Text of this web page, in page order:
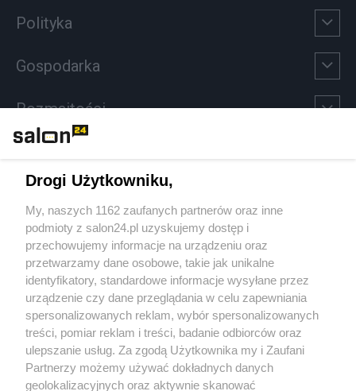
Polityka
Gospodarka
Rozmaitości
Sport
Społeczeństwo
Kultura
X Facebook Instagram Youtube
Drogi Użytkowniku,
My, naszych 1162 zaufanych partnerów oraz inne
podmioty z salon24.pl uzyskujemy dostęp i
przechowujemy informacje na urządzeniu oraz
przetwarzamy dane osobowe, takie jak unikalne
identyfikatory, standardowe informacje wysyłane przez
urządzenie czy dane przeglądania w celu zapewniania
spersonalizowanych reklam, wybór spersonalizowanych
treści, pomiar reklam i treści, badanie odbiorców oraz
ulepszanie usług. Za zgodą Użytkownika my i Zaufani
Partnerzy możemy używać dokładnych danych
geolokalizacyjnych oraz aktywnie skanować